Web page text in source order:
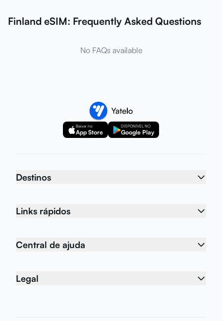
Finland eSIM: Frequently Asked Questions
No FAQs available
Baixar no
App Store
DISPONÍVEL NO
Google Play
Destinos
Links rápidos
Central de ajuda
Legal